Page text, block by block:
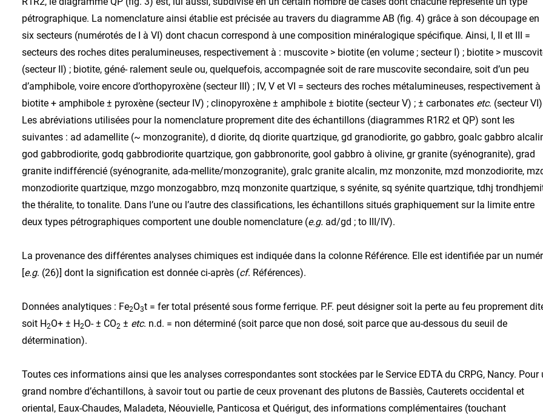
pétrographique. La nomenclature ainsi établie est précisée au travers du diagramme AB (fig. 4) grâce à son découpage en
six secteurs (numérotés de I à VI) dont chacun correspond à une composition minéralogique spécifique. Ainsi, I, II et III =
secteurs des roches dites peralumineuses, respectivement à : muscovite > biotite (en volume ; secteur I) ; biotite >
(secteur II) ; biotite, géné- ralement seule ou, quelquefois, accompagnée soit de rare muscovite secondaire, soit d’un peu
d’amphibole, voire encore d’orthopyroxène (secteur III) ; IV, V et VI = secteurs des roches métalumineuses, respectivement à
biotite + amphibole ± pyroxène (secteur IV) ; clinopyroxène ± amphibole ± biotite (secteur V) ; ± carbonates etc. (secteur
Les abréviations utilisées pour la nomenclature proprement dite des échantillons (diagrammes R1R2 et QP) sont les
suivantes : ad adamellite (~ monzogranite), d diorite, dq diorite quartzique, gd granodiorite, go gabbro, goalc gabbro
god gabbrodiorite, godq gabbrodiorite quartzique, gon gabbronorite, gool gabbro à olivine, gr granite (syénogranite), grad
granite indifférencié (syénogranite, ada-mellite/monzogranite), gralc granite alcalin, mz monzonite, mzd monzodiorite,
monzodiorite quartzique, mzgo monzogabbro, mzq monzonite quartzique, s syénite, sq syénite quartzique, tdhj
the théralite, to tonalite. Dans l’une ou l’autre des classifications, les échantillons situés graphiquement sur la limite entre
deux types pétrographiques comportent une double nomenclature (e.g. ad/gd ; to III/IV).
La provenance des différentes analyses chimiques est indiquée dans la colonne Référence. Elle est identifiée par un
[e.g. (26)] dont la signification est donnée ci-après (cf. Références).
Données analytiques : Fe2O3t = fer total présenté sous forme ferrique. P.F. peut désigner soit la perte au feu proprement
soit H2O+ ± H2O- ± CO2 ± etc. n.d. = non déterminé (soit parce que non dosé, soit parce que au-dessous du seuil de
détermination).
Toutes ces informations ainsi que les analyses correspondantes sont stockées par le Service EDTA du CRPG, Nancy. Pour
grand nombre d’échantillons, à savoir tout ou partie de ceux provenant des plutons de Bassiès, Cauterets occidental et
oriental, Eaux-Chaudes, Maladeta, Néouvielle, Panticosa et Quérigut, des informations complémentaires (touchant